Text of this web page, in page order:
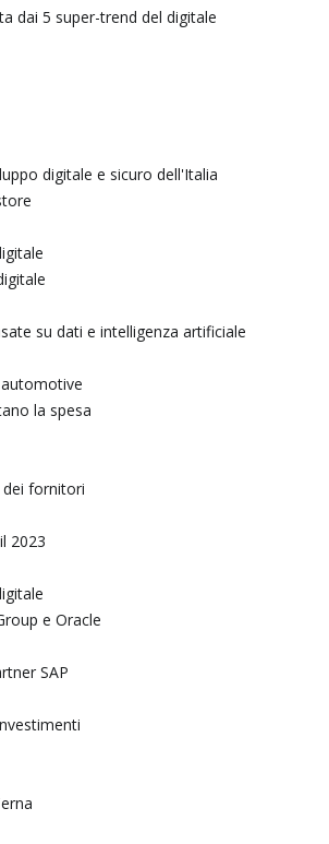
dai 5 super-trend del digitale
digitale e sicuro dell'Italia
su dati e intelligenza artificiale
la spesa
fornitori
2023
e Oracle
SAP